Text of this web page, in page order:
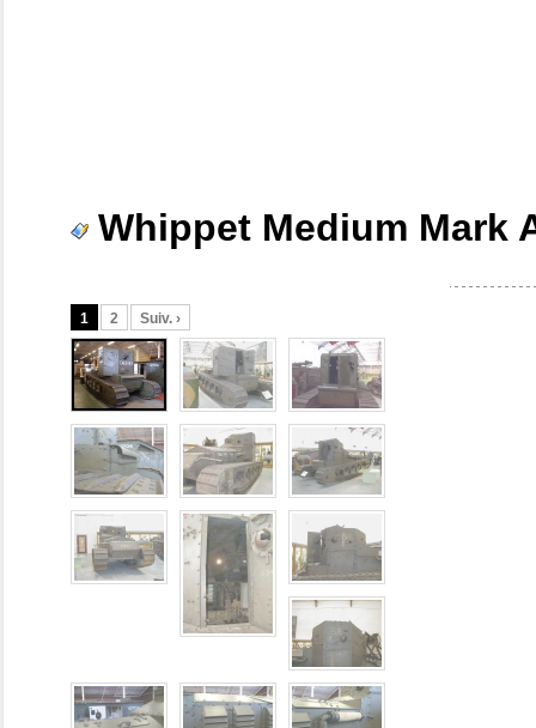
Whippet Medium Mark
1 2 Suiv. ›